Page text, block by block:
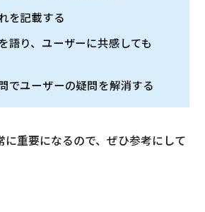
を記載する
語り、ユーザーに共感しても
でユーザーの疑問を解消する
に重要になるので、ぜひ参考にして